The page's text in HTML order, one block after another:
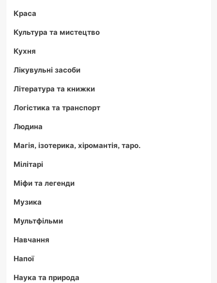
Краса
Культура та мистецтво
Кухня
Лікувульні засоби
Література та книжки
Логістика та транспорт
Людина
Магія, ізотерика, хіромантія, таро.
Мілітарі
Міфи та легенди
Музика
Мультфільми
Навчання
Напої
Наука та природа